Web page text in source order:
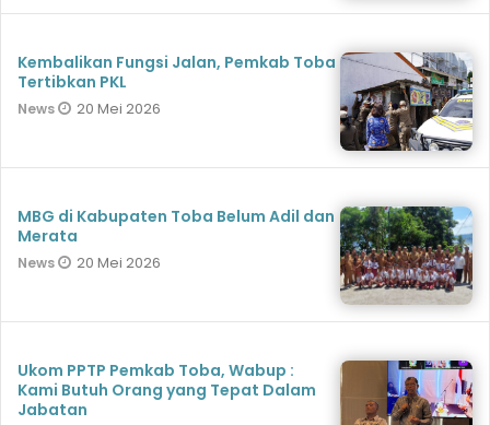
Kembalikan Fungsi Jalan, Pemkab Toba
Tertibkan PKL
News 20 Mei 2026
MBG di Kabupaten Toba Belum Adil dan
Merata
News 20 Mei 2026
Ukom PPTP Pemkab Toba, Wabup :
Kami Butuh Orang yang Tepat Dalam
Jabatan